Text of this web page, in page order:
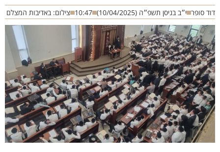
סופר י״ב בניסן תשפ״ה (10/04/2025) 10:47 צילום: באדיבות המצלם